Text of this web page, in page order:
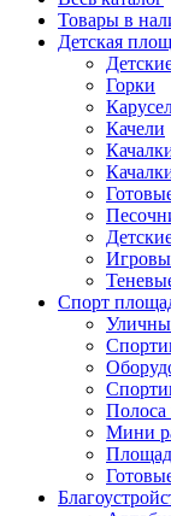
Товары в
Детская
Горки
Качели
Спорт
Полоса
Мини